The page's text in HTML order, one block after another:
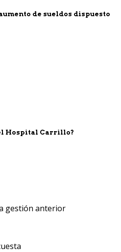
de sueldos dispuesto
Hospital Carrillo?
gestión anterior